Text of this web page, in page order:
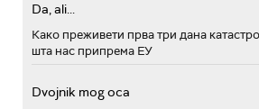
Da, ali...
Како преживети прва три дана
шта нас припрема ЕУ
Dvojnik mog oca